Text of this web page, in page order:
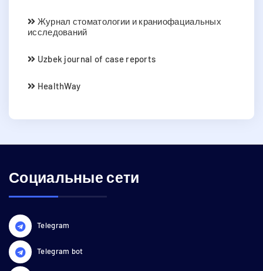
Журнал стоматологии и краниофациальных
исследований
Uzbek journal of case reports
HealthWay
Социальные сети
Telegram
Telegram bot